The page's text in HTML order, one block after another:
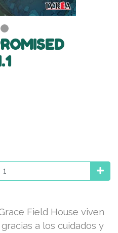
Field House viven
a los cuidados y